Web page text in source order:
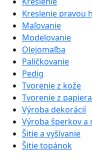
Kreslenie pravou
Maľovanie
Modelovanie
Olejomaľba
Paličkovanie
Pedig
Tvorenie z kože
Tvorenie z papiera
Výroba dekorácií
Výroba šperkov
Šitie a vyšívanie
Šitie topánok